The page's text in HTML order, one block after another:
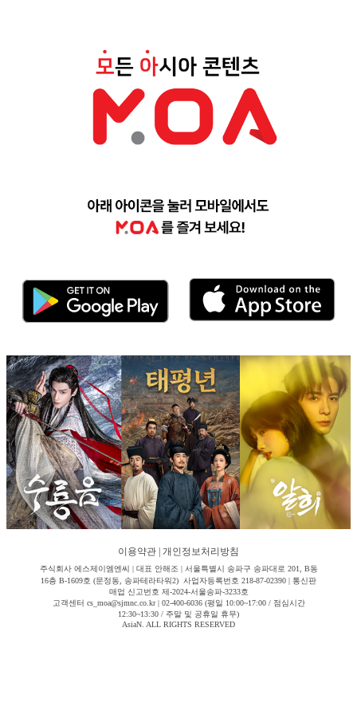
이용약관 개인정보처리방침
주식회사 에스제이엠엔씨 | 대표 안해조 | 서울특별시 송파구 송파대로 201, B동
16층 B-1609호 (문정동, 송파테라타워2) 사업자등록번호 218-87-02390 | 통신판
매업 신고번호 제-2024-서울송파-3233호
고객센터 cs_moa@sjmnc.co.kr | 02-400-6036 (평일 10:00~17:00 / 점심시간
12:30~13:30 / 주말 및 공휴일 휴무)
AsiaN. ALL RIGHTS RESERVED